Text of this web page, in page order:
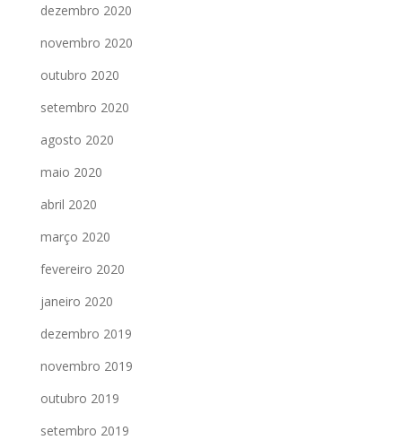
dezembro 2020
novembro 2020
outubro 2020
setembro 2020
agosto 2020
maio 2020
abril 2020
março 2020
fevereiro 2020
janeiro 2020
dezembro 2019
novembro 2019
outubro 2019
setembro 2019